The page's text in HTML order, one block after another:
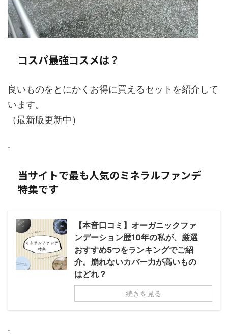
コスパ最強コスメは？
良いものをとにかくお得に買えるセットを紹介して
います。
（最新版更新中）
.
当サイトで最も人気のミネラルファンデ
特集です
【本音口コミ】オーガニックファ
ンデーション歴10年の私が、厳選
おすすめ5つをランキングでご紹
介。崩れないカバー力が高いもの
はどれ？
続きを見る
.